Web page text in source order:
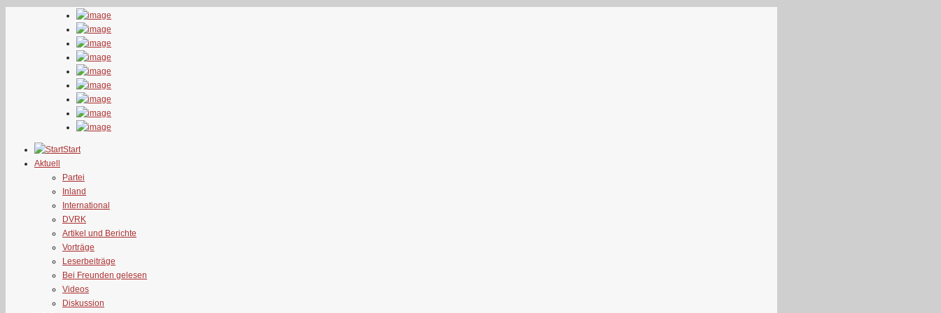
Start
Aktuell
Partei
Inland
International
DVRK
Artikel und Berichte
Vorträge
Leserbeiträge
Bei Freunden gelesen
Videos
Diskussion